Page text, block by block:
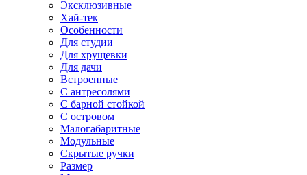
Эксклюзивные
Хай-тек
Особенности
Для студии
Для хрущевки
Для дачи
Встроенные
С антресолями
С барной стойкой
С островом
Малогабаритные
Модульные
Скрытые ручки
Размер